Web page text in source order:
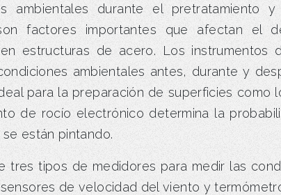
ambientales durante el pretratamiento
factores importantes que afectan el
estructuras de acero. Los instrumentos
ambientales antes, durante y
para la preparación de superficies como
de rocío electrónico determina la
están pintando.
tres tipos de medidores para medir las
de velocidad del viento y